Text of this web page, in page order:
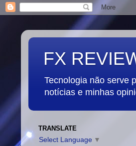
FX
Tecnologia não serve
notícias e minhas
TRANSLATE
Select Language ▼